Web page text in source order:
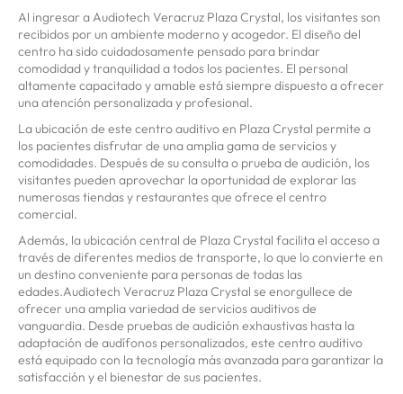
Al ingresar a Audiotech Veracruz Plaza Crystal, los visitantes son
recibidos por un ambiente moderno y acogedor. El diseño del
centro ha sido cuidadosamente pensado para brindar
comodidad y tranquilidad a todos los pacientes. El personal
altamente capacitado y amable está siempre dispuesto a ofrecer
una atención personalizada y profesional.
La ubicación de este centro auditivo en Plaza Crystal permite a
los pacientes disfrutar de una amplia gama de servicios y
comodidades. Después de su consulta o prueba de audición, los
visitantes pueden aprovechar la oportunidad de explorar las
numerosas tiendas y restaurantes que ofrece el centro
comercial.
Además, la ubicación central de Plaza Crystal facilita el acceso a
través de diferentes medios de transporte, lo que lo convierte en
un destino conveniente para personas de todas las
edades.Audiotech Veracruz Plaza Crystal se enorgullece de
ofrecer una amplia variedad de servicios auditivos de
vanguardia. Desde pruebas de audición exhaustivas hasta la
adaptación de audífonos personalizados, este centro auditivo
está equipado con la tecnología más avanzada para garantizar la
satisfacción y el bienestar de sus pacientes.